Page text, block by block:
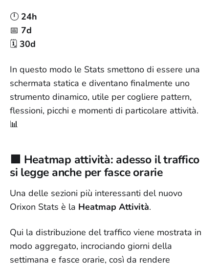
🕛 24h
📅 7d
🗓️ 30d
In questo modo le Stats smettono di essere una
schermata statica e diventano finalmente uno
strumento dinamico, utile per cogliere pattern,
flessioni, picchi e momenti di particolare attività.
📊
🟪 Heatmap attività: adesso il traffico
si legge anche per fasce orarie
Una delle sezioni più interessanti del nuovo
Orixon Stats è la Heatmap Attività.
Qui la distribuzione del traffico viene mostrata in
modo aggregato, incrociando giorni della
settimana e fasce orarie, così da rendere